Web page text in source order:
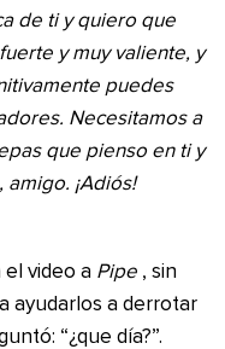
de ti y quiero que
y muy valiente, y
puedes
Necesitamos a
que pienso en ti y
¡Adiós!
video a Pipe , sin
ayudarlos a derrotar
“¿que día?”.